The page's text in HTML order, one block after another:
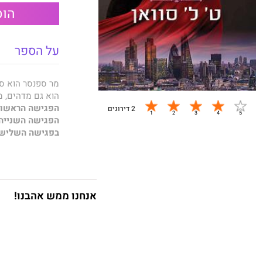
2 דירוגים
על הספר
מר ספנסר הוא
הוא גם מדהים,
הפגישה
הפגישה
בפגישה
אוהב את סבתא שלו, הוא
האיש טיפש.
צחקנו בלי
גברים כמוהו
אנחנו ממש אהבנו!